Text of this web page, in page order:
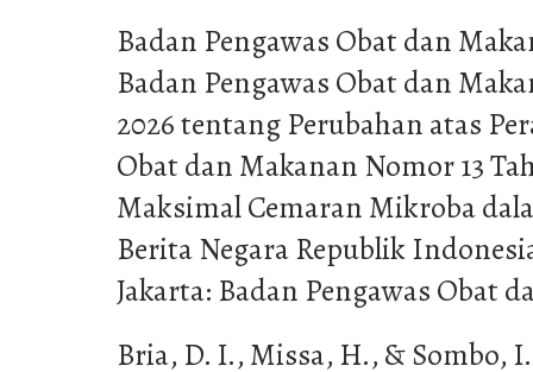
Badan Pengawas Obat dan
Badan Pengawas Obat dan
2026 tentang Perubahan atas
Obat dan Makanan Nomor 13
Maksimal Cemaran Mikroba
Berita Negara Republik
Jakarta: Badan Pengawas Obat
Bria, D. I., Missa, H., & Sombo,